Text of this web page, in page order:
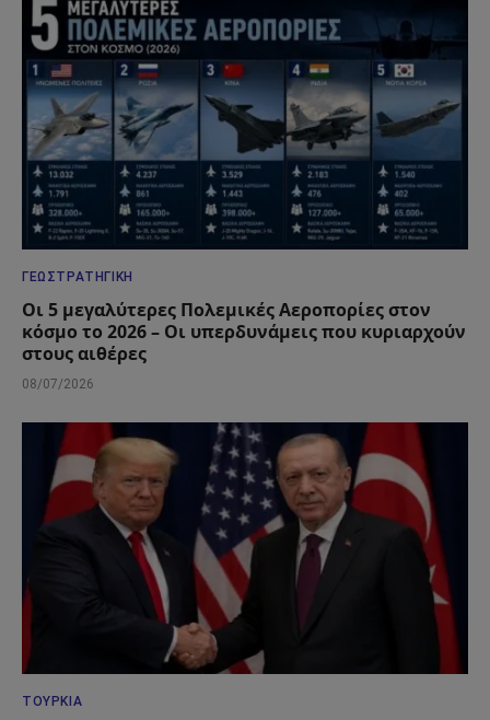
ΓΕΩΣΤΡΑΤΗΓΙΚΉ
Οι 5 μεγαλύτερες Πολεμικές Αεροπορίες στον
κόσμο το 2026 – Οι υπερδυνάμεις που κυριαρχούν
στους αιθέρες
08/07/2026
ΤΟΥΡΚΊΑ